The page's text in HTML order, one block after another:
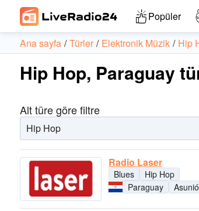
Popüler
Ana sayfa Türler Elektronik Müzik Hip
Hip Hop, Paraguay
Alt türe göre filtre
Hip Hop
Radio Laser
Blues
Hip Hop
Paraguay